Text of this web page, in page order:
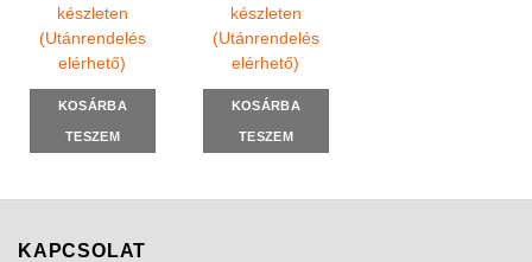
készleten
(Utánrendelés
elérhető)
KOSÁRBA
TESZEM
készleten
(Utánrendelés
elérhető)
KOSÁRBA
TESZEM
KAPCSOLAT